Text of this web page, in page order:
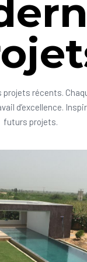
projets récents.
d’excellence.
futurs projets.